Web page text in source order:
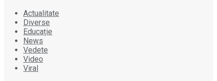
Actualitate
Diverse
Educație
News
Vedete
Video
Viral